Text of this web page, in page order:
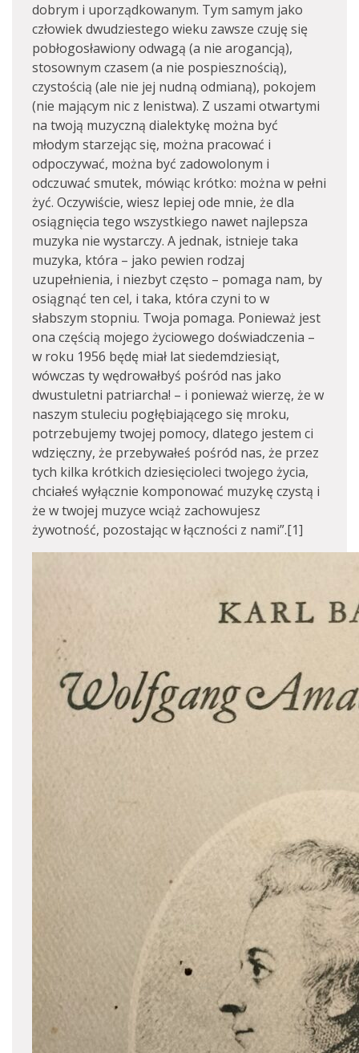
dobrym i uporządkowanym. Tym samym jako
człowiek dwudziestego wieku zawsze czuję się
pobłogosławiony odwagą (a nie arogancją),
stosownym czasem (a nie pospiesznością),
czystością (ale nie jej nudną odmianą), pokojem
(nie mającym nic z lenistwa). Z uszami otwartymi
na twoją muzyczną dialektykę można być
młodym starzejąc się, można pracować i
odpoczywać, można być zadowolonym i
odczuwać smutek, mówiąc krótko: można w pełni
żyć. Oczywiście, wiesz lepiej ode mnie, że dla
osiągnięcia tego wszystkiego nawet najlepsza
muzyka nie wystarczy. A jednak, istnieje taka
muzyka, która – jako pewien rodzaj
uzupełnienia, i niezbyt często – pomaga nam, by
osiągnąć ten cel, i taka, która czyni to w
słabszym stopniu. Twoja pomaga. Ponieważ jest
ona częścią mojego życiowego doświadczenia –
w roku 1956 będę miał lat siedemdziesiąt,
wówczas ty wędrowałbyś pośród nas jako
dwustuletni patriarcha! – i ponieważ wierzę, że w
naszym stuleciu pogłębiającego się mroku,
potrzebujemy twojej pomocy, dlatego jestem ci
wdzięczny, że przebywałeś pośród nas, że przez
tych kilka krótkich dziesięcioleci twojego życia,
chciałeś wyłącznie komponować muzykę czystą i
że w twojej muzyce wciąż zachowujesz
żywotność, pozostając w łączności z nami”.[1]